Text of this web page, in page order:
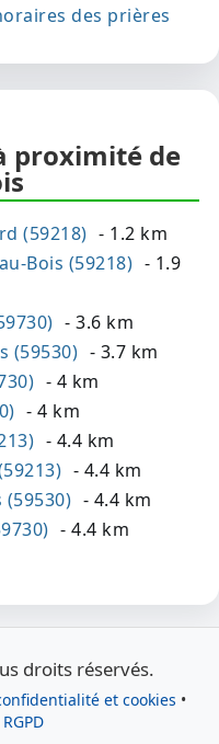
des prières
proximité de
(59218) - 1.2 km
Bois (59218) - 1.9
- 3.6 km
(59530) - 3.7 km
- 4 km
- 4 km
- 4.4 km
- 4.4 km
- 4.4 km
- 4.4 km
droits réservés.
et cookies •